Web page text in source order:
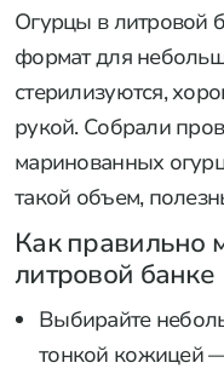
Огурцы в литровой
формат для
стерилизуются,
рукой. Собрали
маринованных
такой объем,
Как правильно
литровой банке
Выбирайте
тонкой кожицей